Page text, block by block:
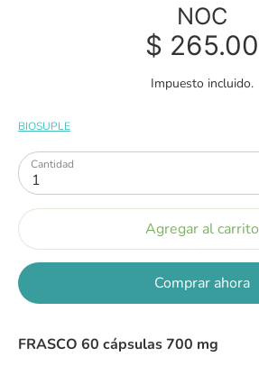
NOC
$ 265.00
Impuesto incluido.
BIOSUPLE
Cantidad
1
Agregar al carrito
Comprar ahora
FRASCO 60 cápsulas 700 mg